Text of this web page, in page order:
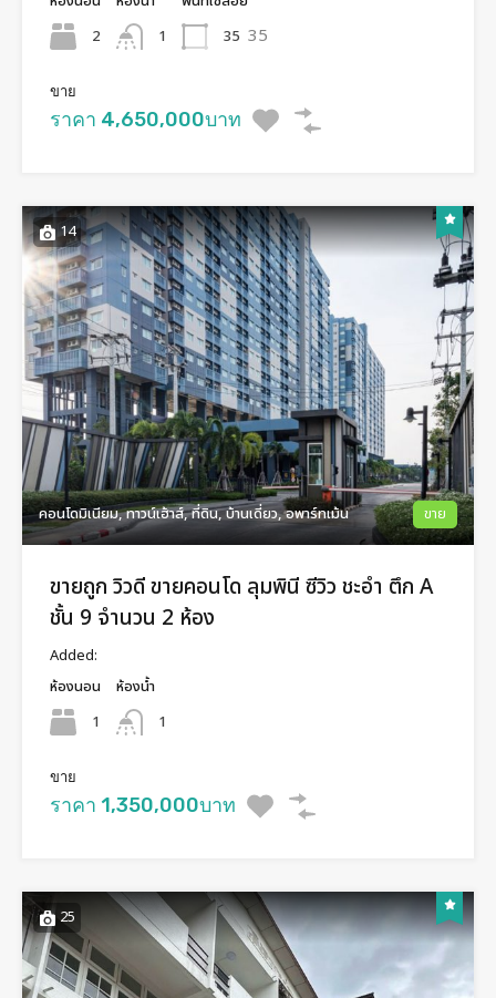
2
1
35 35
ขาย
ราคา 4,650,000บาท
14
คอนโดมิเนียม, ทาวน์เฮ้าส์, ที่ดิน, บ้านเดี่ยว, อพาร์ทเม้น ขาย
ขายถูก วิวดี ขายคอนโด ลุมพินี ซีวิว ชะอำ ตึก A
ชั้น 9 จำนวน 2 ห้อง
Added:
ห้องนอน
1
ห้องน้ำ
1
ขาย
ราคา 1,350,000บาท
25